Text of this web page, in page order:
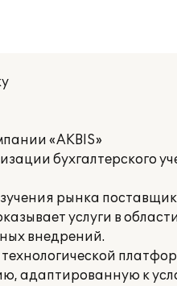
«AKBIS»
бухгалтерского
рынка
услуги в
внедрений.
адаптированную к